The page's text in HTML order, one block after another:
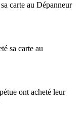
carte au Dépanneur
sa carte au
ont acheté leur